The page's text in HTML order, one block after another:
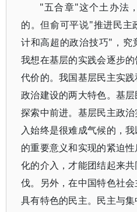
"五合章"这个土办法
的。但俞可平说"推进民主
计和高超的政治技巧"，究
我想在基层的实践会逐步
代价的。我国基层民主实
政治建设的两大特色。基
探索中前进。基层民主政
入始终是很难成气候的，
的重要意义和实现的紧迫
化的介入，才能团结起来
伐。另外，在中国特色社
具有特色的民主。民主与